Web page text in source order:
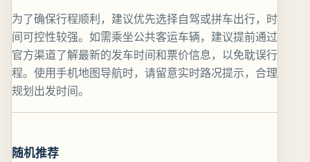
为了确保行程顺利，建议优先选择自驾或拼车出行，时
间可控性较强。如需乘坐公共客运车辆，建议提前通过
官方渠道了解最新的发车时间和票价信息，以免耽误行
程。使用手机地图导航时，请留意实时路况提示，合理
规划出发时间。
随机推荐